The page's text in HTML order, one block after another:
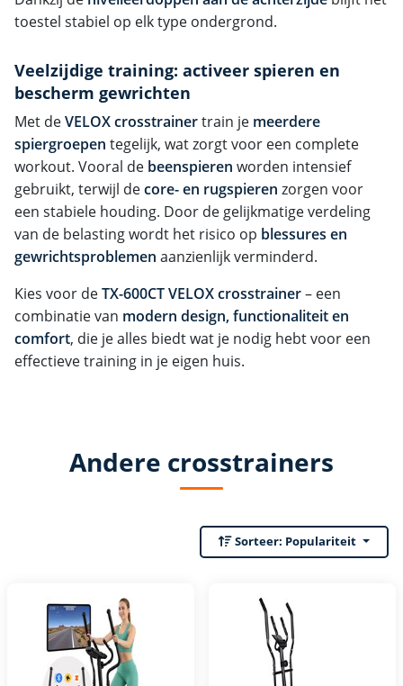
toestel stabiel op elk type ondergrond.
Veelzijdige training: activeer spieren en
bescherm gewrichten
Met deVELOX crosstrainertrain je meerdere
spiergroepen tegelijk, wat zorgt voor een complete
workout. Vooral de beenspieren worden intensief
gebruikt, terwijl decore- en rugspieren zorgen voor
een stabiele houding. Door de gelijkmatige verdeling
van de belasting wordt het risico op blessures en
gewrichtsproblemen aanzienlijk verminderd.
Kies voor deTX-600CT VELOX crosstrainer– een
combinatie van modern design, functionaliteit en
comfort, die je alles biedt wat je nodig hebt voor een
effectieve training in je eigen huis.
Andere crosstrainers
Sorteer: Populariteit